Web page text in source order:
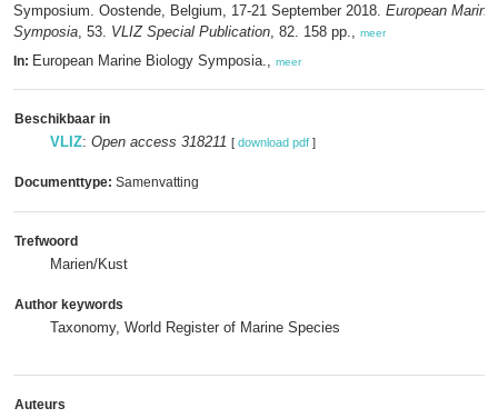
Symposium. Oostende, Belgium, 17-21 September 2018. European
Symposia, 53. VLIZ Special Publication, 82. 158 pp., meer
In: European Marine Biology Symposia., meer
Beschikbaar in
VLIZ: Open access 318211 [ download pdf ]
Documenttype: Samenvatting
Trefwoord
Marien/Kust
Author keywords
Taxonomy, World Register of Marine Species
Auteurs